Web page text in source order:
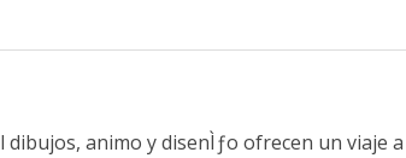
animo y disenÌƒo ofrecen un viaje